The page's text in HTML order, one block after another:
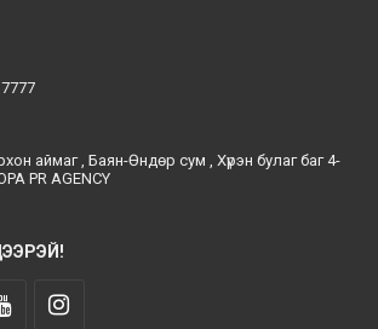
аймаг , Баян-Өндөр сум , Хүрэн булаг баг 4-
PR AGENCY